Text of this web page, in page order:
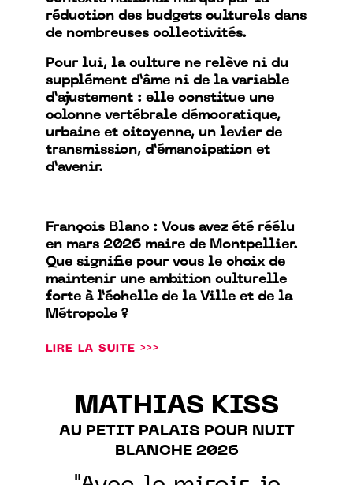
réduction des budgets culturels dans
de nombreuses collectivités.
Pour lui, la culture ne relève ni du
supplément d’âme ni de la variable
d’ajustement : elle constitue une
colonne vertébrale démocratique,
urbaine et citoyenne, un levier de
transmission, d’émancipation et
d’avenir.
François Blanc : Vous avez été réélu
en mars 2026 maire de Montpellier.
Que signifie pour vous le choix de
maintenir une ambition culturelle
forte à l’échelle de la Ville et de la
Métropole ?
LIRE LA SUITE >>>
MATHIAS KISS
AU PETIT PALAIS POUR NUIT
BLANCHE 2026